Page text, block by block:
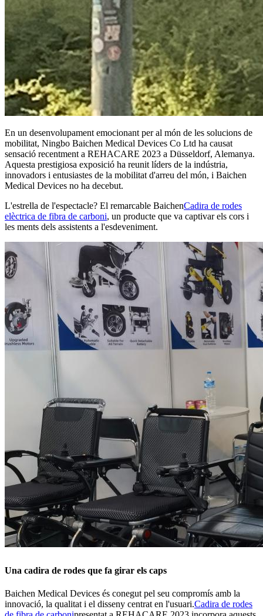
En un desenvolupament emocionant per al món de les solucions de
mobilitat, Ningbo Baichen Medical Devices Co Ltd ha causat
sensació recentment a REHACARE 2023 a Düsseldorf, Alemanya.
Aquesta prestigiosa exposició ha reunit líders de la indústria,
innovadors i entusiastes de la mobilitat d'arreu del món, i Baichen
Medical Devices no ha decebut.
L'estrella de l'espectacle? El remarcable BaichenCadira de rodes
elèctrica de fibra de carboni, un producte que va captivar els cors i
les ments dels assistents a l'esdeveniment.
Una cadira de rodes que fa girar els caps
Baichen Medical Devices és conegut pel seu compromís amb la
innovació, la qualitat i el disseny centrat en l'usuari.Cadira de rodes